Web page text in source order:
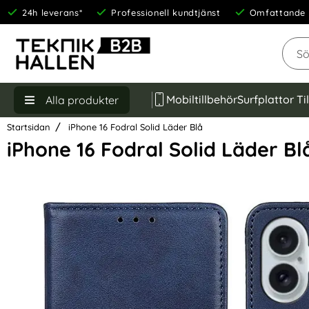
24h leverans* Professionell kundtjänst Omfattande
Sök
Alla produkter MobiltillbehörSurfplattor
Startsidan iPhone 16 Fodral Solid Läder Blå
iPhone 16 Fodral Solid Läder
Hoppa
över